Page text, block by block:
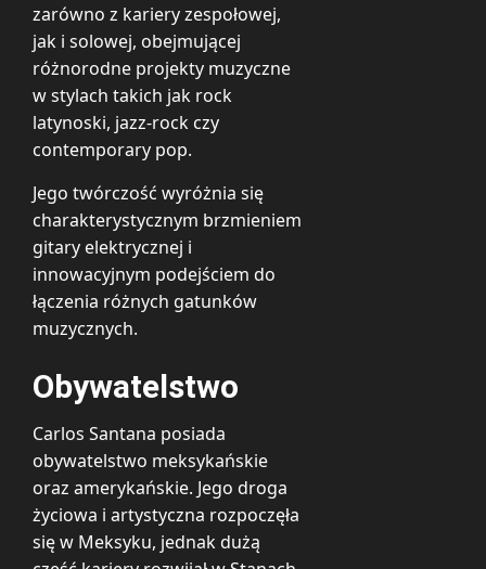
zarówno z kariery zespołowej,
jak i solowej, obejmującej
różnorodne projekty muzyczne
w stylach takich jak rock
latynoski, jazz-rock czy
contemporary pop.
Jego twórczość wyróżnia się
charakterystycznym brzmieniem
gitary elektrycznej i
innowacyjnym podejściem do
łączenia różnych gatunków
muzycznych.
Obywatelstwo
Carlos Santana posiada
obywatelstwo meksykańskie
oraz amerykańskie. Jego droga
życiowa i artystyczna rozpoczęła
się w Meksyku, jednak dużą